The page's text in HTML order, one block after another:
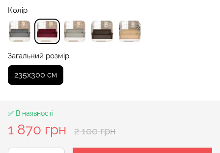
Колір
Загальний розмір
235x300 см
✅ В наявності
1 870 грн 2 100 грн